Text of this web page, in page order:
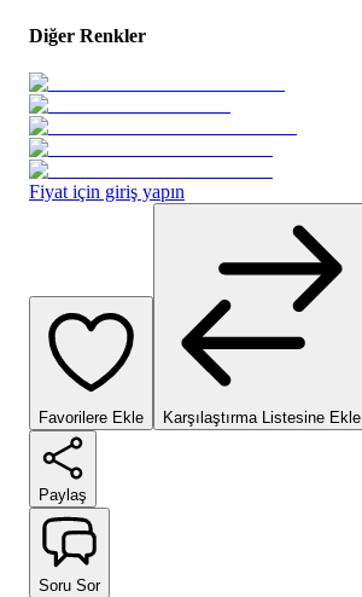
Diğer Renkler
Fiyat için giriş yapın
Favorilere Ekle Karşılaştırma Listesine Ekle
Paylaş
Soru Sor